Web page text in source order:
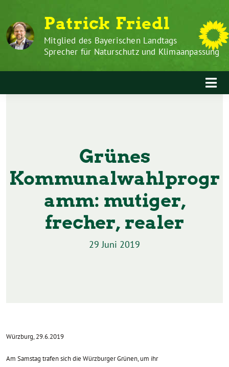
Inhalt
springen
zum
Inhalt
Patrick Friedl
Mitglied des Bayerischen Landtags
Sprecher für Naturschutz und Klimaanpassung
Grünes
Kommunalwahlprogr
amm: mutiger,
frecher, realer
29 Juni 2019
Würzburg, 29.6.2019
Am Samstag trafen sich die Würzburger Grünen, um ihr